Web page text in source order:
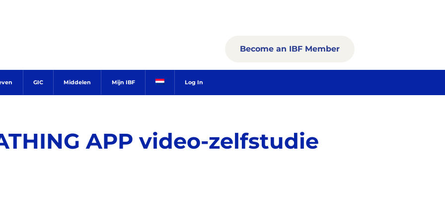
GIC Middelen Mijn IBF Log In
Become an IBF Member
APP video-zelfstudie